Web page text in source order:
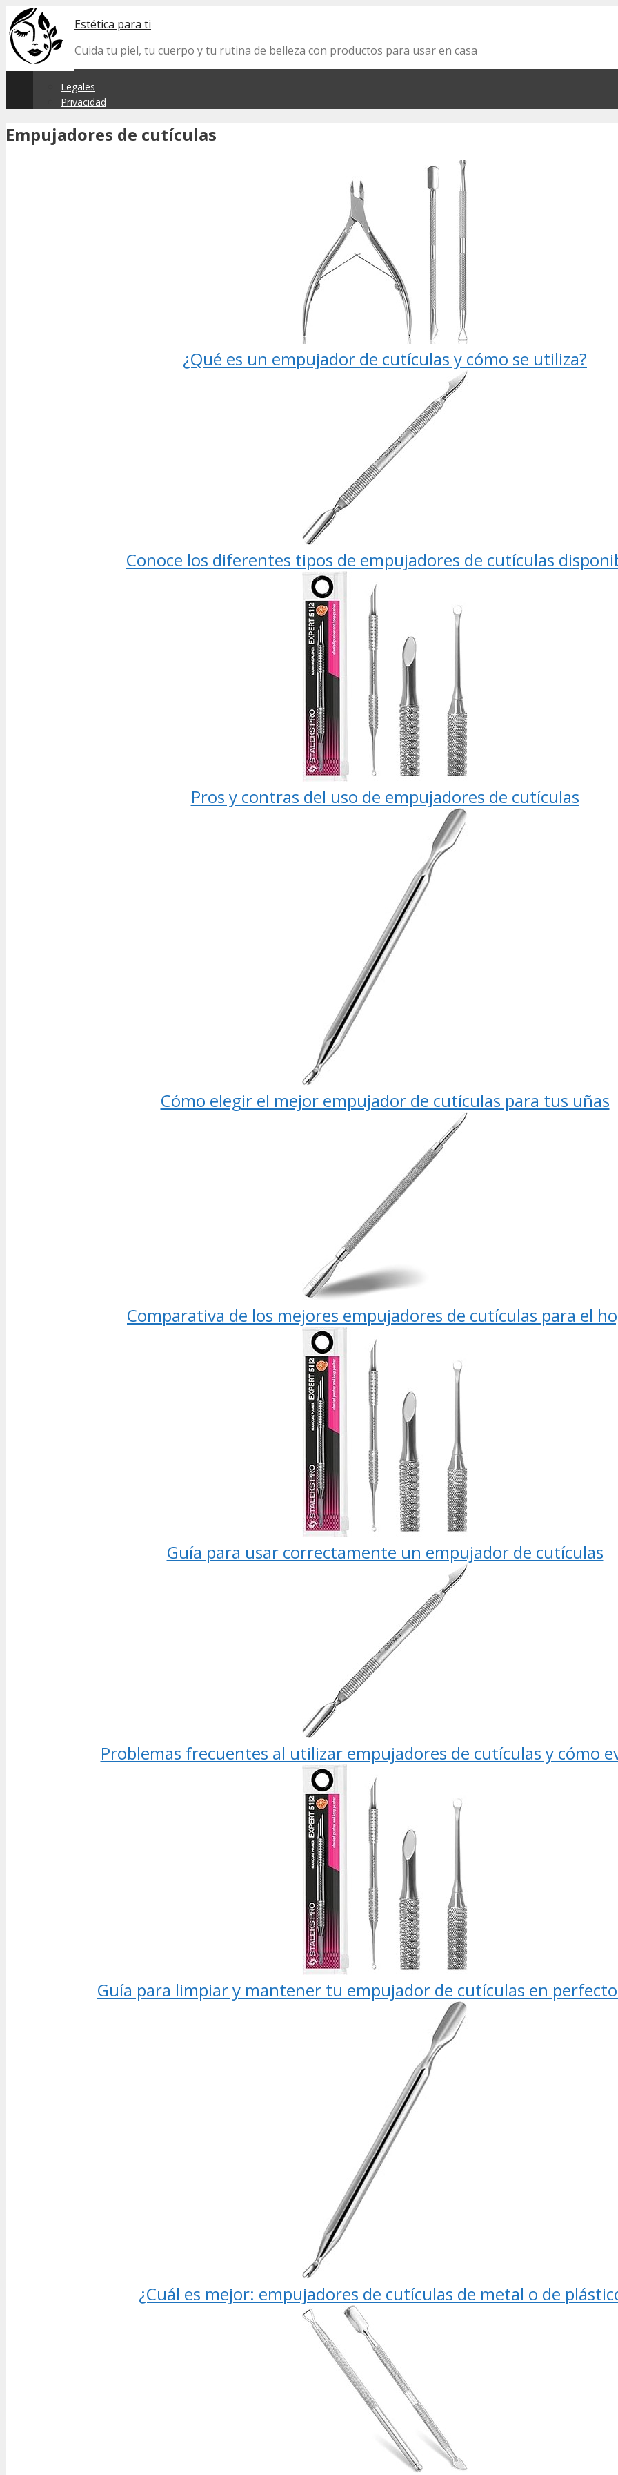
Skip
to
content
Estética para ti
Cuida tu piel, tu cuerpo y tu rutina de belleza con productos para usar en casa
Legales
Privacidad
Empujadores de cutículas
¿Qué es un empujador de cutículas y cómo se utiliza?
Conoce los diferentes tipos de empujadores de cutículas
Pros y contras del uso de empujadores de cutículas
Cómo elegir el mejor empujador de cutículas para tus uñas
Comparativa de los mejores empujadores de cutículas para el
Guía para usar correctamente un empujador de cutículas
Problemas frecuentes al utilizar empujadores de cutículas y cómo
Guía para limpiar y mantener tu empujador de cutículas en
¿Cuál es mejor: empujadores de cutículas de metal o de